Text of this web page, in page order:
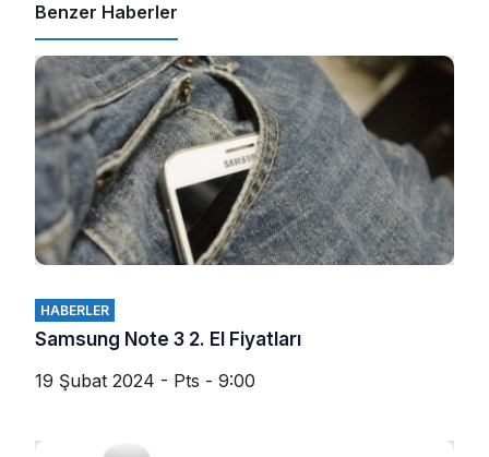
Benzer Haberler
HABERLER
Samsung Note 3 2. El Fiyatları
19 Şubat 2024 - Pts - 9:00